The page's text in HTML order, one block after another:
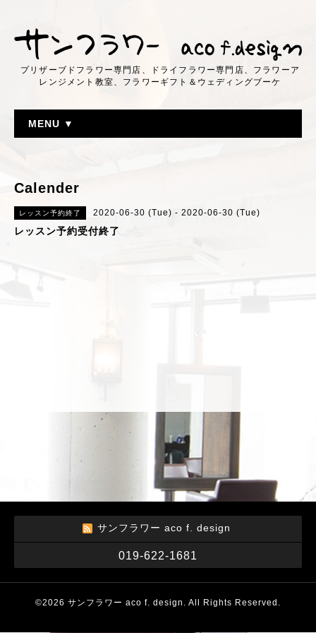
プリザーブドフラワー専門店、ドライフラワー専門店、フラワーア
レンジメント教室、フラワーギフト＆ウェディングブーケ
MENU ▼
Calender
レッスン予約終了 2020-06-30 (Tue) - 2020-06-30 (Tue)
レッスン予約受付終了
サンフラワー aco f. design
019-622-1681
©2026 サンフラワー aco f. design . All Rights Reserved.